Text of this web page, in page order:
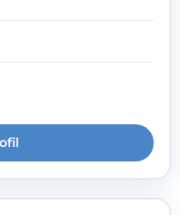
doświadczeniach
psychologię
podyplomowe z
i seksuologii
Wrocławiu. W pracy
zawodową i
klienta.